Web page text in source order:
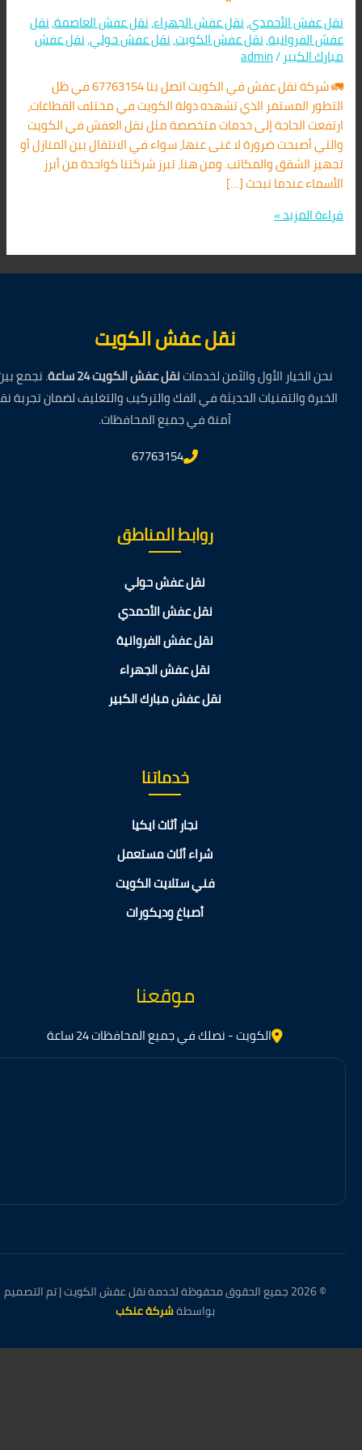
نقل عفش الأحمدي,نقل عفش الجهراء,نقل عفش العاصمة,نقل
عفش الفروانية,نقل عفش الكويت,نقل عفش حولي,نقل عفش
مبارك الكبير/
admin
🚛 شركة نقل عفش في الكويت اتصل بنا 67763154 في ظل
التطور المستمر الذي تشهده دولة الكويت في مختلف القطاعات،
ارتفعت الحاجة إلى خدمات متخصصة مثل نقل العفش في الكويت
والتي أصبحت ضرورة لا غنى عنها، سواء في الانتقال بين المنازل أو
تجهيز الشقق والمكاتب. ومن هنا، تبرز شركتنا كواحدة من أبرز
الأسماء عندما تبحث […]
قراءة المزيد »
نقل عفش الكويت
نحن الخيار الأول والآمن لخدماتنقل عفش الكويت 24 ساعة
. نجمع
الخبرة والتقنيات الحديثة في الفك والتركيب والتغليف لضمان تجربة
آمنة في جميع المحافظات.
67763154
روابط المناطق
نقل عفش حولي
نقل عفش الأحمدي
نقل عفش الفروانية
نقل عفش الجهراء
نقل عفش مبارك الكبير
خدماتنا
نجار أثاث ايكيا
شراء أثاث مستعمل
فني ستلايت الكويت
أصباغ وديكورات
موقعنا
الكويت - نصلك في جميع المحافظات 24 ساعة
© 2026 جميع الحقوق محفوظة لخدمة نقل عفش الكويت | تم التصميم
بواسطةشركة عنكب